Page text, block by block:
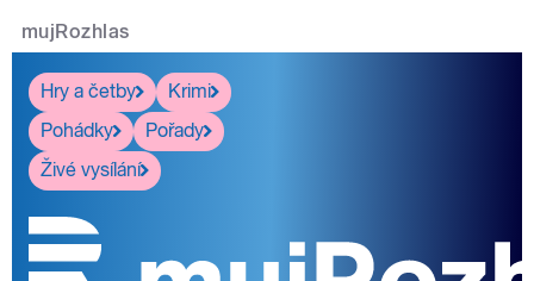
mujRozhlas
Hry a četby
Krimi
Pohádky
Pořady
Živé vysílání